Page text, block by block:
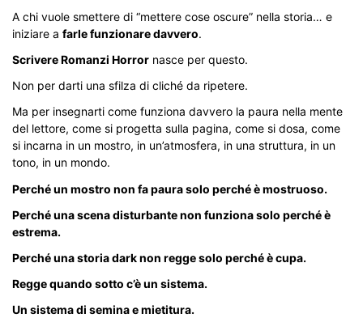
A chi vuole smettere di “mettere cose oscure” nella storia… e
iniziare a farle funzionare davvero.
Scrivere Romanzi Horror nasce per questo.
Non per darti una sfilza di cliché da ripetere.
Ma per insegnarti come funziona davvero la paura nella mente
del lettore, come si progetta sulla pagina, come si dosa, come
si incarna in un mostro, in un’atmosfera, in una struttura, in un
tono, in un mondo.
Perché un mostro non fa paura solo perché è mostruoso.
Perché una scena disturbante non funziona solo perché è
estrema.
Perché una storia dark non regge solo perché è cupa.
Regge quando sotto c’è un sistema.
Un sistema di semina e mietitura.